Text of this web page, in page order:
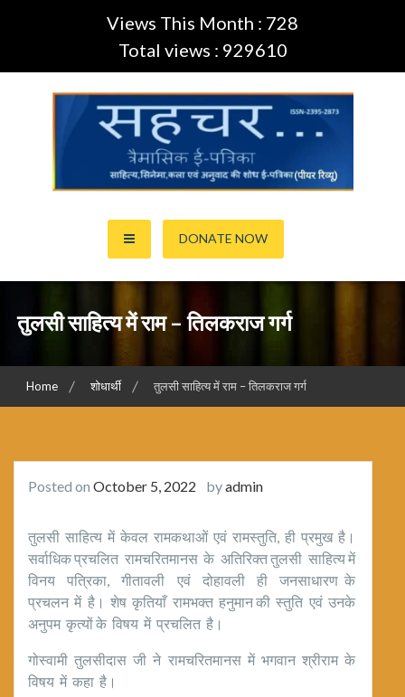
Views This Month : 728
Total views : 929610
सहचर ई-पत्रिका… (ISSN:2395-
2873)
DONATE NOW
तुलसी साहित्य में राम – तिलकराज गर्ग
Home शोधार्थी तुलसी साहित्य में राम – तिलकराज गर्ग
Posted on October 5, 2022 byadmin
तुलसी साहित्य में केवल रामकथाओं एवं रामस्तुति, ही प्रमुख है।
सर्वाधिक प्रचलित रामचरितमानस के अतिरिक्त तुलसी साहित्य में
विनय पत्रिका, गीतावली एवं दोहावली ही जनसाधारण के
प्रचलन में है। शेष कृतियाँ रामभक्त हनुमान की स्तुति एवं उनके
अनुपम कृत्यों के विषय में प्रचलित है।
गोस्वामी तुलसीदास जी ने रामचरितमानस में भगवान श्रीराम के
विषय में कहा है।